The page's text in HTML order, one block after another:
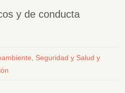
y de conducta
Seguridad y Salud y